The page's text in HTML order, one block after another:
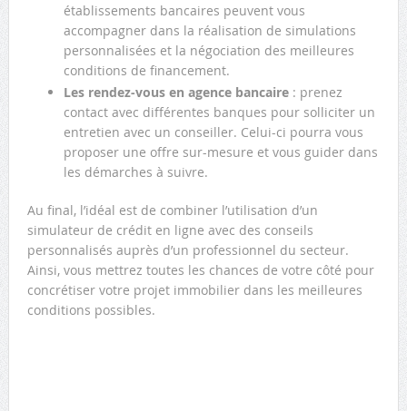
établissements bancaires peuvent vous
accompagner dans la réalisation de simulations
personnalisées et la négociation des meilleures
conditions de financement.
Les rendez-vous en agence bancaire: prenez
contact avec différentes banques pour solliciter un
entretien avec un conseiller. Celui-ci pourra vous
proposer une offre sur-mesure et vous guider dans
les démarches à suivre.
Au final, l’idéal est de combiner l’utilisation d’un
simulateur de crédit en ligne avec des conseils
personnalisés auprès d’un professionnel du secteur.
Ainsi, vous mettrez toutes les chances de votre côté pour
concrétiser votre projet immobilier dans les meilleures
conditions possibles.